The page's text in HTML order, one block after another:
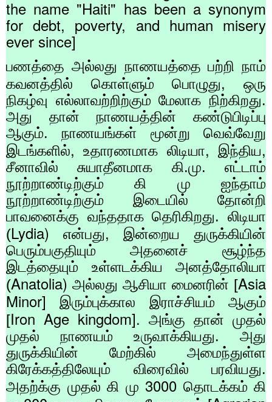
the name "Haiti" has been a synonym
for debt, poverty, and human misery
ever since]
பணத்தை அல்லது நாணயத்தை பற்றி நாம்
கவனத்தில் கொள்ளும் பொழுது,ஒரு
நிகழ்வு எல்லாவற்றிற்கும் மேலாக நிற்கிறது.
அது தான் நாணயத்தின் கண்டுபிடிப்பு
ஆகும். நாணயங்கள் மூன்று வெவ்வேறு
இடங்களில்,உதாரணமாக லிடியா, இந்திய,
சீனாவில் சுயாதீனமாக கி.மு. எட்டாம்
நூற்றாண்டிற்கும் கி மு ஐந்தாம்
நூற்றாண்டிற்கும் இடையில் தோன்றி
பாவனைக்கு வந்ததாக தெரிகிறது. லிடியா
(Lydia) என்பது,
இன்றைய துருக்கியின்
பெரும்பகுதியும் அதனைச் சூழ்ந்த
இடத்தையும் உள்ளடக்கிய அனத்தோலியா
(Anatolia) அல்லது ஆசியா மைனரின் [Asia
Minor]
இரும்புக்கால இராச்சியம் ஆகும்
[Iron Age kingdom]. அங்கு தான் முதல்
முதல் நாணயம் உருவாக்கியது. அது
துருக்கியின் மேற்கில் அமைந்துள்ள
கிரேக்கத்திலேயும் விரைவில் பரவியது.
அதற்க்கு முதல் கி மு 3000 தொடக்கம் கி